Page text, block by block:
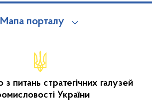
Мапа порталу
з питань стратегічних галузей
України